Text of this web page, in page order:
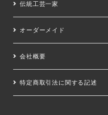
伝統工芸一家
オーダーメイド
会社概要
特定商取引法に関する記述